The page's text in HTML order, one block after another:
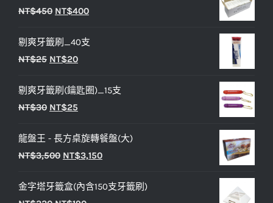
NT$450 原
價
格：
NT$400目
價
剔爽牙籤刷_40支
NT$25 原
價
格：
NT$20目
價
格：
剔爽牙籤刷(鑰匙圈)_15支
NT$30 原
價
格：
NT$25
價
格：
龍盤王 - 長方桌旋轉餐盤(大)
NT$3,500 原
價
NT$3,150目
價
金字塔牙籤盒(內含150支牙籤刷)